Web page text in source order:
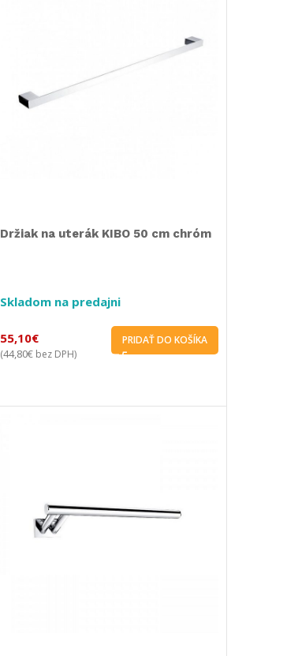
Držiak na uterák KIBO 50 cm chróm
Skladom na predajni
55,10€
(44,80€ bez DPH)
PRIDAŤ DO KOŠÍKA